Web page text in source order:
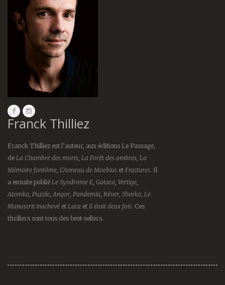
Franck Thilliez
Franck Thilliez est l’auteur, aux éditions Le Passage,
de La Chambre des morts La Forêt des ombres La
Mémoire fantôme L’Anneau de Moebius et Fractures. Il
a ensuite publié Le Syndrome E Gataca Vertige
Atomka Puzzle Angor Pandemia Rêver Sharko Le
Manuscrit inachevé et Luca et Il était deux fois. Ces
thrillers sont tous des best-sellers.